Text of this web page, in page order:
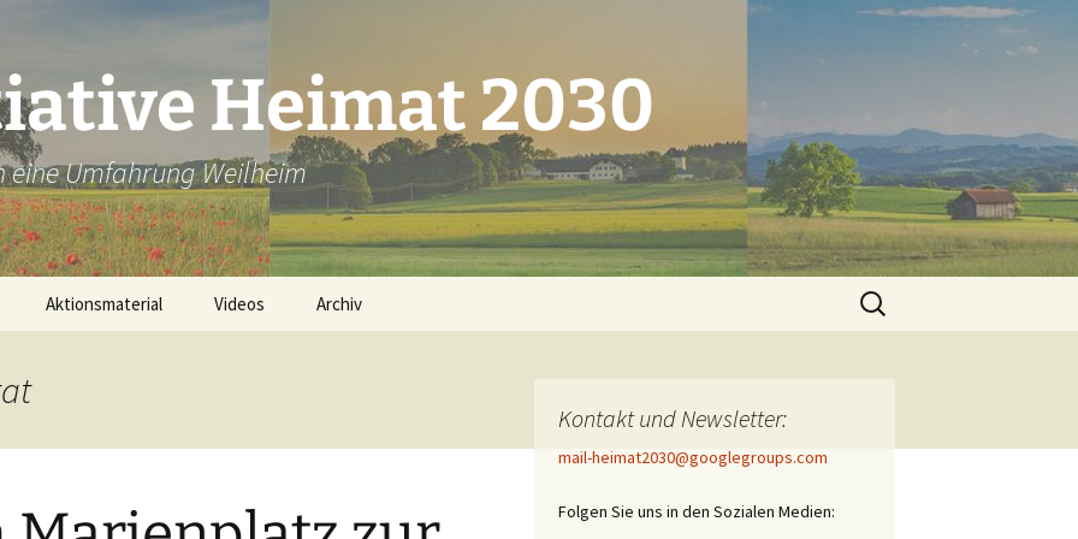
Heimat 2030
Umfahrung Weilheim
Aktionsmaterial
Lichter-Aktion Material
Videos Archiv
Suchen
nach:
Kontakt und Newsletter:
mail-heimat2030@googlegroups.com
Folgen Sie uns in den Sozialen Medien: